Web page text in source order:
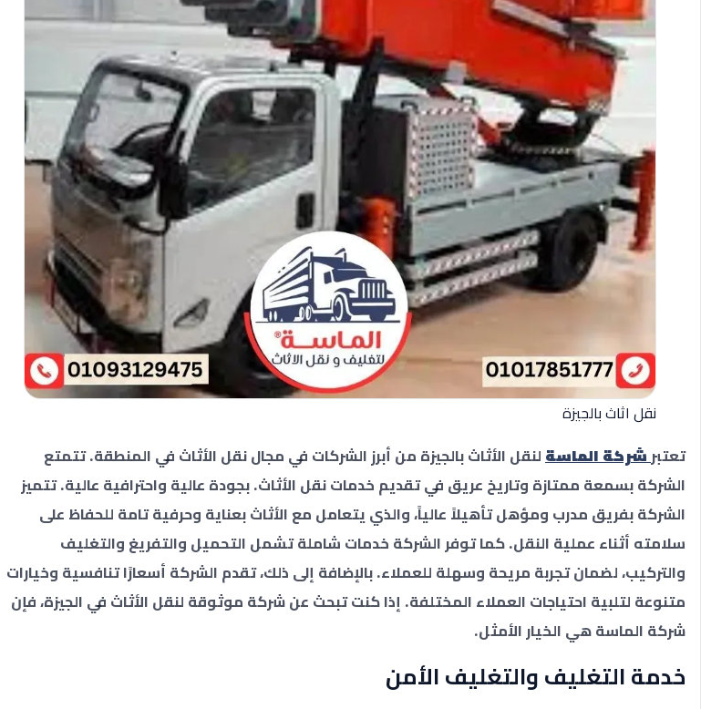
نقل اثاث بالجيزة
تعتبر شركة الماسة لنقل الأثاث بالجيزة من أبرز الشركات في مجال نقل الأثاث في المنطقة. تتمتع
الشركة بسمعة ممتازة وتاريخ عريق في تقديم خدمات نقل الأثاث. بجودة عالية واحترافية عالية. تتميز
الشركة بفريق مدرب ومؤهل تأهيلاً عالياً، والذي يتعامل مع الأثاث بعناية وحرفية تامة للحفاظ على
سلامته أثناء عملية النقل. كما توفر الشركة خدمات شاملة تشمل التحميل والتفريغ والتغليف
والتركيب، لضمان تجربة مريحة وسهلة للعملاء. بالإضافة إلى ذلك، تقدم الشركة أسعارًا تنافسية وخيارات
متنوعة لتلبية احتياجات العملاء المختلفة. إذا كنت تبحث عن شركة موثوقة لنقل الأثاث في الجيزة، فإن
شركة الماسة هي الخيار الأمثل.
خدمة التغليف والتغليف الأمن